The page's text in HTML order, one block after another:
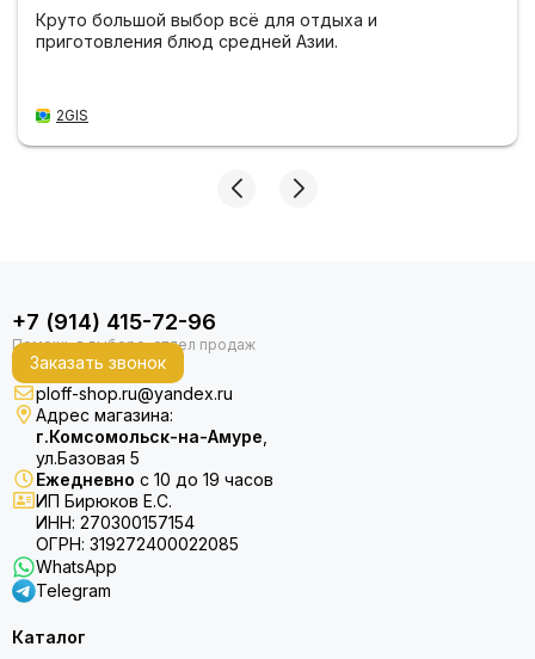
Круто большой выбор всё для отдыха и
приготовления блюд средней Азии.
2GIS
+7 (914) 415-72-96
Заказать звонок
ploff-shop.ru@yandex.ru
Адрес магазина:
г.Комсомольск-на-Амуре
ул.Базовая 5
Ежедневно с 10 до 19 часов
ИП Бирюков Е.С.
ИНН: 270300157154
ОГРН: 319272400022085
WhatsApp
Telegram
Каталог